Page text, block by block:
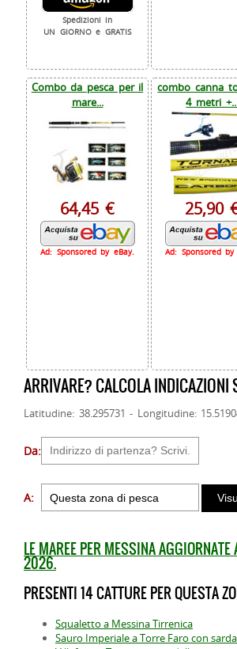
Spedizioni in
UN GIORNO e GRATIS
Combo da pesca per il
mare...
64,45 €
Ad: Sponsored by eBay.
combo canna
4 metri
25,90
Ad: Sponsored by
ARRIVARE? CALCOLA INDICAZIONI
Latitudine: 38.295731 - Longitudine:
Da:
A:
LE MAREE PER MESSINA AGGIORNATE
2026.
PRESENTI 14 CATTURE PER QUESTA
Squaletto a Messina Tirrenica
Sauro Imperiale a Torre Faro con